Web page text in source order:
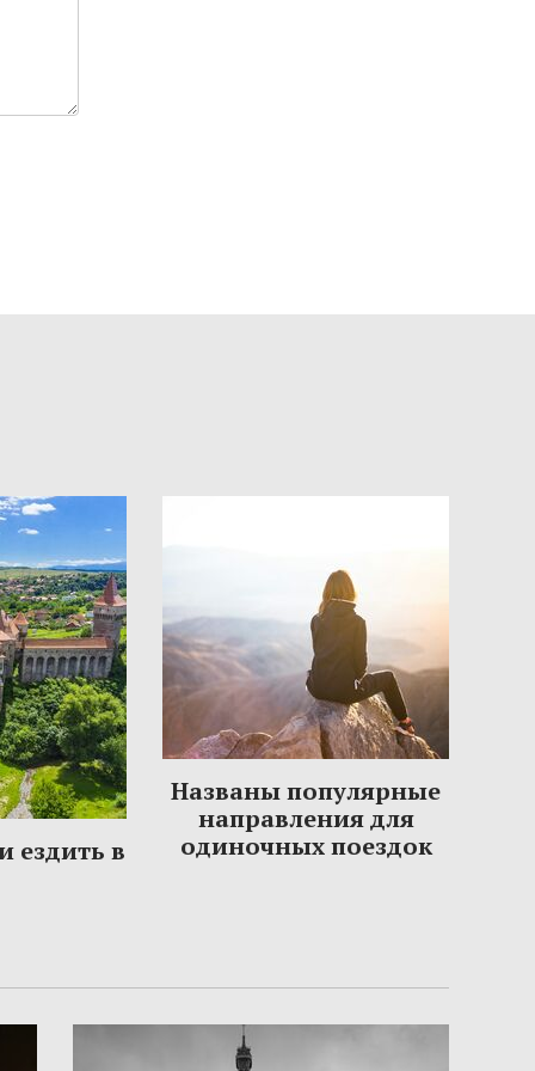
ездить в
Названы популярные
направления для
одиночных поездок